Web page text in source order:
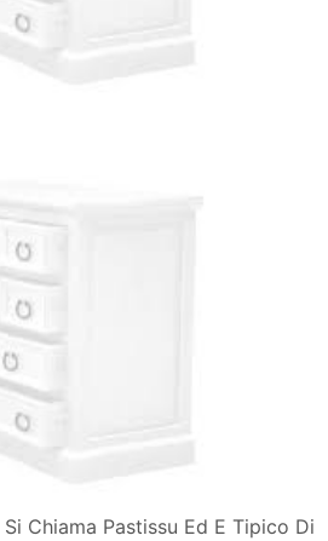
Chiama Pastissu Ed E Tipico Di